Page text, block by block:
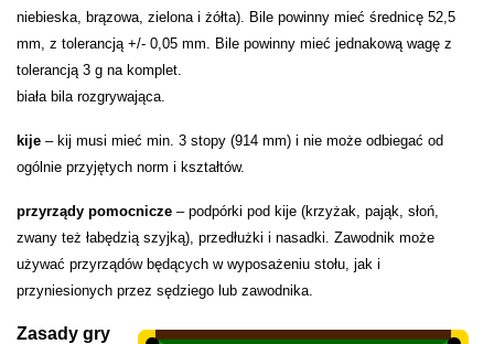
niebieska, brązowa, zielona i żółta). Bile powinny mieć średnicę 52,5
mm, z tolerancją +/- 0,05 mm. Bile powinny mieć jednakową wagę z
tolerancją 3 g na komplet.
biała bila rozgrywająca.
kije – kij musi mieć min. 3 stopy (914 mm) i nie może odbiegać od
ogólnie przyjętych norm i kształtów.
przyrządy pomocnicze – podpórki pod kije (krzyżak, pająk, słoń,
zwany też łabędzią szyjką), przedłużki i nasadki. Zawodnik może
używać przyrządów będących w wyposażeniu stołu, jak i
przyniesionych przez sędziego lub zawodnika.
Zasady gry